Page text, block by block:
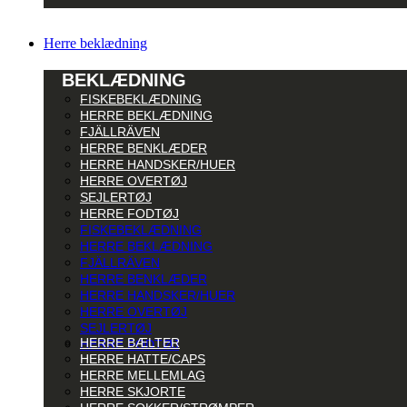
Herre beklædning
BEKLÆDNING
FISKEBEKLÆDNING
HERRE BEKLÆDNING
FJÄLLRÄVEN
HERRE BENKLÆDER
HERRE HANDSKER/HUER
HERRE OVERTØJ
SEJLERTØJ
HERRE FODTØJ
FISKEBEKLÆDNING
HERRE BEKLÆDNING
FJÄLLRÄVEN
HERRE BENKLÆDER
HERRE HANDSKER/HUER
HERRE OVERTØJ
SEJLERTØJ
HERRE FODTØJ
HERRE BÆLTER
HERRE HATTE/CAPS
HERRE MELLEMLAG
HERRE SKJORTE